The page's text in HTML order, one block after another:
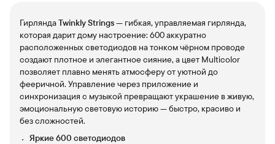
ГирляндаTwinkly Strings— гибкая, управляемая гирлянда,
которая дарит дому настроение: 600 аккуратно
расположенных светодиодов на тонком чёрном проводе
создают плотное и элегантное сияние, а цвет Multicolor
позволяет плавно менять атмосферу от уютной до
фееричной. Управление через приложение и
синхронизация с музыкой превращают украшение в живую,
эмоциональную световую историю — быстро, красиво и
без сложностей.
Яркие 600 светодиодов